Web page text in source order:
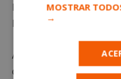
las exposiciones
Hipercas Alcorcón.
Aquí puedes ver el
de Melendi
MOSTRAR
→